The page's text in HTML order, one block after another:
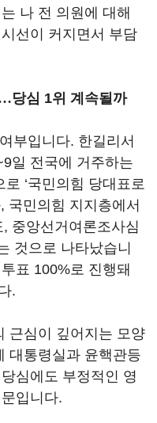
나 전 의원에 대해
선이 커지면서 부담
당심 1위 계속될까
부입니다. 한길리서
일 전국에 거주하는
‘국민의힘 당대표로
국민의힘 지지층에서
중앙선거여론조사심
것으로 나타났습니
표 100%로 진행돼
.
근심이 깊어지는 모양
대통령실과 윤핵관등
심에도 부정적인 영
입니다.